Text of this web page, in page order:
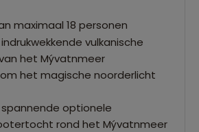
maximaal 18 personen
vulkanische
het Mývatnmeer
het magische noorderlicht
optionele
rond het Mývatnmeer